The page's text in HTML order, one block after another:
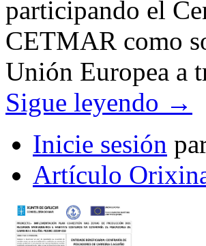
participando el
CETMAR como
Unión Europea a
Sigue leyendo →
Inicie sesión
Artículo